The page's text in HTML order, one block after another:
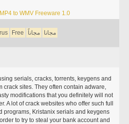
to WMV Freeware 1.0
Free مجانا مجاناً
serials, cracks, torrents, keygens and
crack sites. They often contain adware,
modifications that you definitely will not
A lot of crack websites who offer such full
programs, Kristanix serials and keygens
to try to steal your bank account and